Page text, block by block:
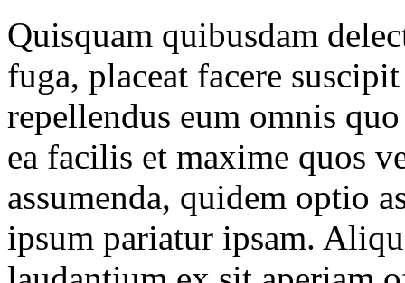
Quisquam quibusdam
fuga, placeat facere
repellendus eum omnis
ea facilis et maxime quos
assumenda, quidem optio
ipsum pariatur ipsam.